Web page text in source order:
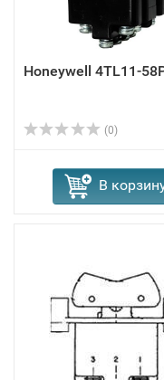
Honeywell 4TL11-
(0)
В